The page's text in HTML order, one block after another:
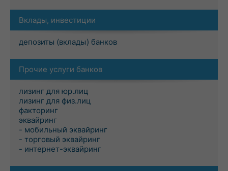
Вклады, инвестиции
депозиты (вклады) банков
Прочие услуги банков
лизинг для юр.лиц
лизинг для физ.лиц
факторинг
эквайринг
- мобильный эквайринг
- торговый эквайринг
- интернет-эквайринг